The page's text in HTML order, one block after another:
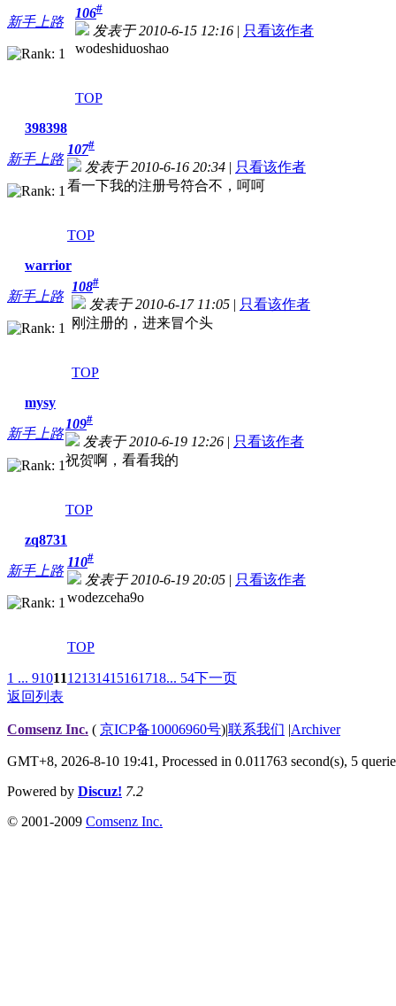
新手上路
106#
发表于 2010-6-15 12:16 | 只看该作者
wodeshiduoshao
TOP
398398
新手上路
107#
发表于 2010-6-16 20:34 | 只看该作者
看一下我的注册号符合不，呵呵
TOP
warrior
新手上路
108#
发表于 2010-6-17 11:05 | 只看该作者
刚注册的，进来冒个头
TOP
mysy
新手上路
109#
发表于 2010-6-19 12:26 | 只看该作者
祝贺啊，看看我的
TOP
zq8731
新手上路
110#
发表于 2010-6-19 20:05 | 只看该作者
wodezceha9o
TOP
1 ... 9101112131415161718... 54下一页
返回列表
Comsenz Inc. ( 京ICP备10006960号)|联系我们 |Archiver
GMT+8, 2026-8-10 19:41, Processed in 0.011763 second(s), 5
Powered by Discuz! 7.2
© 2001-2009 Comsenz Inc.